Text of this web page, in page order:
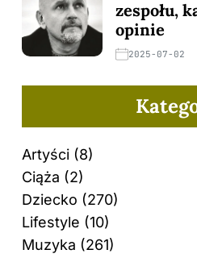
zespołu,
opinie
2025-07-02
Artyści (8)
Ciąża (2)
Dziecko (270)
Lifestyle (10)
Muzyka (261)